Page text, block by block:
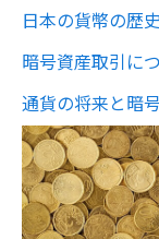
日本の貨幣の歴史
暗号資産取引に
通貨の将来と暗